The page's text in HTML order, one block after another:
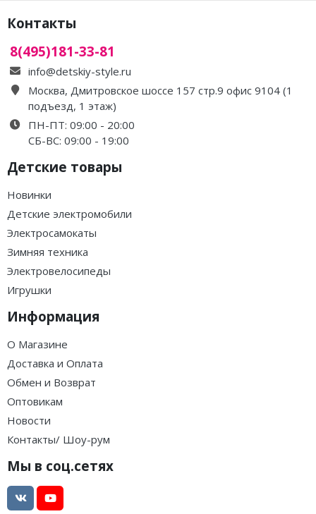
Контакты
8(495)181-33-81
info@detskiy-style.ru
Москва, Дмитровское шоссе 157 стр.9 офис 9104 (1
подъезд, 1 этаж)
ПН-ПТ: 09:00 - 20:00
СБ-ВС: 09:00 - 19:00
Детские товары
Новинки
Детские электромобили
Электросамокаты
Зимняя техника
Электровелосипеды
Игрушки
Информация
О Магазине
Доставка и Оплата
Обмен и Возврат
Оптовикам
Новости
Контакты/ Шоу-рум
Мы в соц.сетях